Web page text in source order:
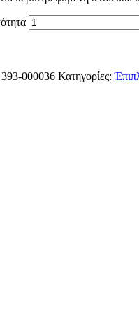
000036 Κατηγορίες: